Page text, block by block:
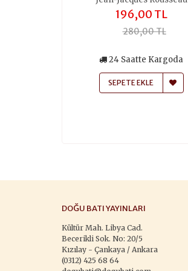
196,00 TL
280,00 TL
24 Saatte Kargoda
SEPETE EKLE
DOĞU BATI YAYINLARI
Kültür Mah. Libya Cad.
Becerikli Sok. No: 20/5
Kızılay - Çankaya / Ankara
(0312) 425 68 64